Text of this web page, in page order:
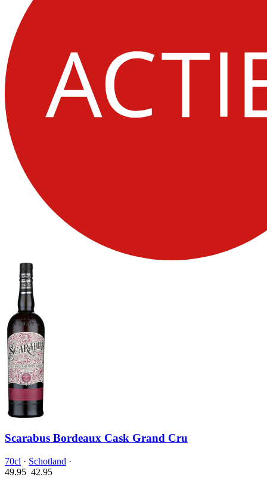
Scarabus Bordeaux Cask Grand Cru
70cl · Schotland ·
49.95 42.95